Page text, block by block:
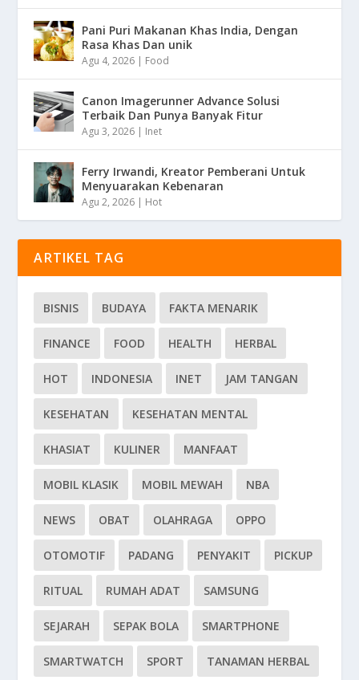
Pani Puri Makanan Khas India, Dengan
Rasa Khas Dan unik
Agu 4, 2026 | Food
Canon Imagerunner Advance Solusi
Terbaik Dan Punya Banyak Fitur
Agu 3, 2026 | Inet
Ferry Irwandi, Kreator Pemberani Untuk
Menyuarakan Kebenaran
Agu 2, 2026 | Hot
ARTIKEL TAG
BISNIS BUDAYA FAKTA MENARIK
FINANCE FOOD HEALTH HERBAL
HOT INDONESIA INET JAM TANGAN
KESEHATAN KESEHATAN MENTAL
KHASIAT KULINER MANFAAT
MOBIL KLASIK MOBIL MEWAH NBA
NEWS OBAT OLAHRAGA OPPO
OTOMOTIF PADANG PENYAKIT PICKUP
RITUAL RUMAH ADAT SAMSUNG
SEJARAH SEPAK BOLA SMARTPHONE
SMARTWATCH SPORT TANAMAN HERBAL